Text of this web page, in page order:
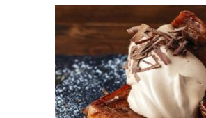
ス
ッ
プ